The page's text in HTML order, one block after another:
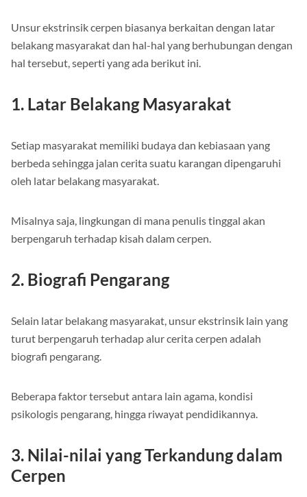
Unsur ekstrinsik cerpen biasanya berkaitan dengan latar
belakang masyarakat dan hal-hal yang berhubungan dengan
hal tersebut, seperti yang ada berikut ini.
1. Latar Belakang Masyarakat
Setiap masyarakat memiliki budaya dan kebiasaan yang
berbeda sehingga jalan cerita suatu karangan dipengaruhi
oleh latar belakang masyarakat.
Misalnya saja, lingkungan di mana penulis tinggal akan
berpengaruh terhadap kisah dalam cerpen.
2. Biografi Pengarang
Selain latar belakang masyarakat, unsur ekstrinsik lain yang
turut berpengaruh terhadap alur cerita cerpen adalah
biografi pengarang.
Beberapa faktor tersebut antara lain agama, kondisi
psikologis pengarang, hingga riwayat pendidikannya.
3. Nilai-nilai yang Terkandung dalam
Cerpen